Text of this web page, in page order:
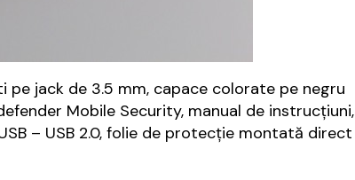
jack de 3.5 mm, capace colorate pe negru
Mobile Security, manual de instrucțiuni,
– USB 2.0, folie de protecție montată direct